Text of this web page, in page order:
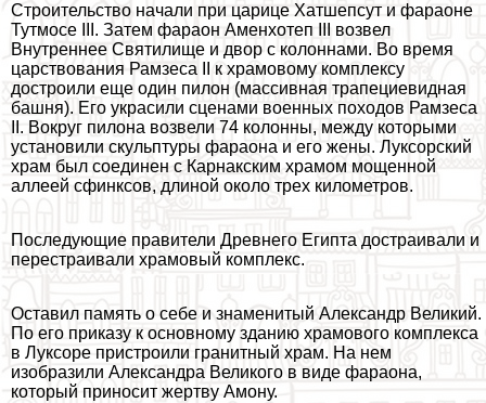
Строительство начали при царице Хатшепсут и фараоне
Тутмосе III. Затем фараон Аменхотеп III возвел
Внутреннее Святилище и двор с колоннами. Во время
царствования Рамзеса II к храмовому комплексу
достроили еще один пилон (массивная трапециевидная
башня). Его украсили сценами военных походов Рамзеса
II. Вокруг пилона возвели 74 колонны, между которыми
установили скульптуры фараона и его жены. Луксорский
храм был соединен с Карнакским храмом мощенной
аллеей сфинксов, длиной около трех километров.
Последующие правители Древнего Египта достраивали и
перестраивали храмовый комплекс.
Оставил память о себе и знаменитый Александр Великий.
По его приказу к основному зданию храмового комплекса
в Луксоре пристроили гранитный храм. На нем
изобразили Александра Великого в виде фараона,
который приносит жертву Амону.